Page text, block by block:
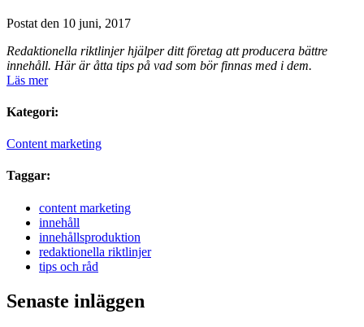
Postat den 10 juni, 2017
Redaktionella riktlinjer hjälper ditt företag att producera bättre
innehåll. Här är åtta tips på vad som bör finnas med i dem.
Läs mer
Kategori:
Content marketing
Taggar:
content marketing
innehåll
innehållsproduktion
redaktionella riktlinjer
tips och råd
Senaste inläggen